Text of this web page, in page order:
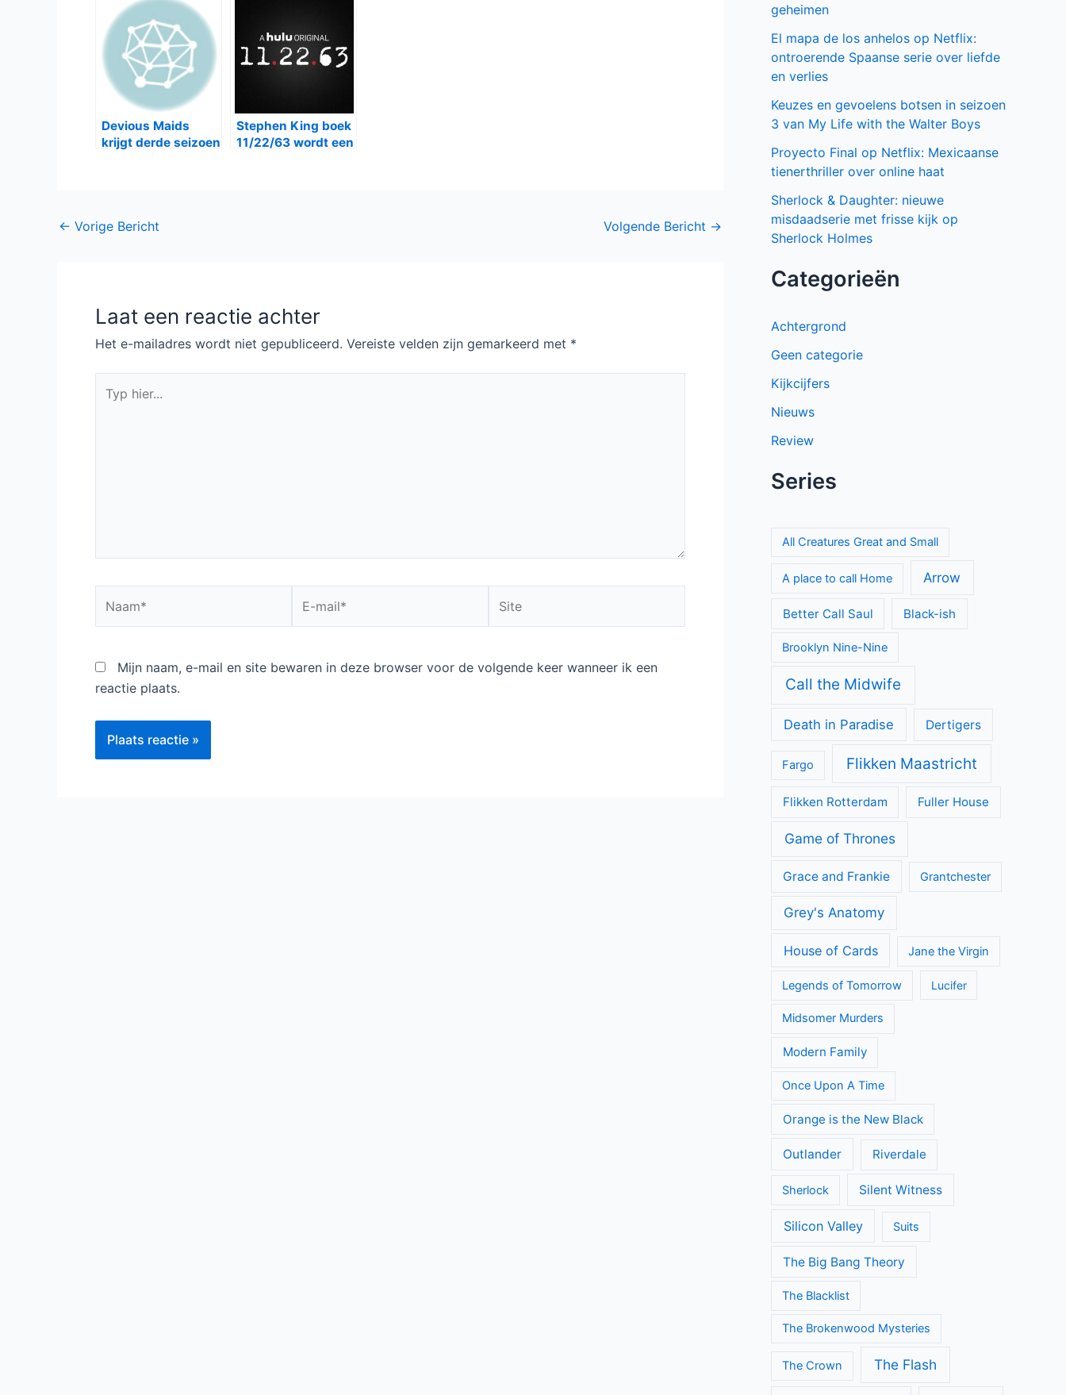
Devious Maids
krijgt derde seizoen
Stephen King boek
11/22/63 wordt een
Bericht
← Vorige Bericht Volgende Bericht →
Laat een reactie achter
Het e-mailadres wordt niet gepubliceerd. Vereiste velden zijn gemarkeerd met *
hier...
mail*
Mijn naam, e-mail en site bewaren in deze browser voor de volgende keer wanneer ik een
reactie plaats.
geheimen
El mapa de los anhelos op Netflix:
ontroerende Spaanse serie over liefde
en verlies
Keuzes en gevoelens botsen in seizoen
3 van My Life with the Walter Boys
Proyecto Final op Netflix: Mexicaanse
tienerthriller over online haat
Sherlock & Daughter: nieuwe
misdaadserie met frisse kijk op
Sherlock Holmes
Categorieën
Achtergrond
Geen categorie
Kijkcijfers
Nieuws
Review
Series
All Creatures Great and Small
A place to call Home Arrow
Better Call Saul Black-ish
Brooklyn Nine-Nine
Call the Midwife
Death in Paradise Dertigers
Fargo Flikken Maastricht
Flikken Rotterdam Fuller House
Game of Thrones
Grace and Frankie Grantchester
Grey's Anatomy
House of Cards Jane the Virgin
Legends of Tomorrow Lucifer
Midsomer Murders
Modern Family
Once Upon A Time
Orange is the New Black
Outlander Riverdale
Sherlock Silent Witness
Silicon Valley Suits
The Big Bang Theory
The Blacklist
The Brokenwood Mysteries
The Crown The Flash